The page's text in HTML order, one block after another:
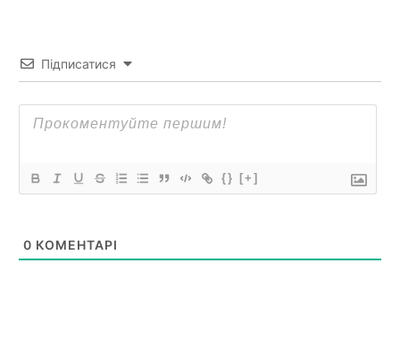
Підписатися
{} [+]
0 КОМЕНТАРІ